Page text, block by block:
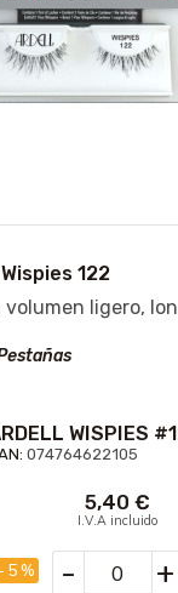
122
volumen ligero,
WISPIES
074764622105
5,40 €
I.V.A incluido
- 5 % - +